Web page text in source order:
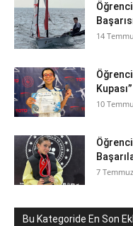
14
10
7
Bu Kategoride En Son